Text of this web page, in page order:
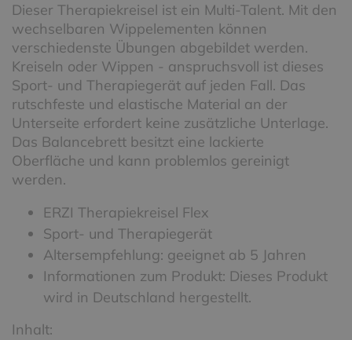
Dieser Therapiekreisel ist ein Multi-Talent. Mit den
wechselbaren Wippelementen können
verschiedenste Übungen abgebildet werden.
Kreiseln oder Wippen - anspruchsvoll ist dieses
Sport- und Therapiegerät auf jeden Fall. Das
rutschfeste und elastische Material an der
Unterseite erfordert keine zusätzliche Unterlage.
Das Balancebrett besitzt eine lackierte
Oberfläche und kann problemlos gereinigt
werden.
ERZI Therapiekreisel Flex
Sport- und Therapiegerät
Altersempfehlung: geeignet ab 5 Jahren
Informationen zum Produkt: Dieses Produkt
wird in Deutschland hergestellt.
Inhalt: